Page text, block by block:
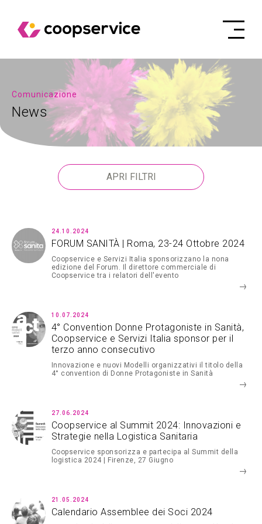
Comunicazione
News
24.10.2024
FORUM SANITÀ | Roma, 23-24 Ottobre 2024
Coopservice e Servizi Italia sponsorizzano la nona
edizione del Forum. Il direttore commerciale di
Coopservice tra i relatori dell'evento
10.07.2024
4° Convention Donne Protagoniste in Sanità,
Coopservice e Servizi Italia sponsor per il
terzo anno consecutivo
Innovazione e nuovi Modelli organizzativi il titolo della
4° convention di Donne Protagoniste in Sanità
27.06.2024
Coopservice al Summit 2024: Innovazioni e
Strategie nella Logistica Sanitaria
Coopservice sponsorizza e partecipa al Summit della
logistica 2024 | Firenze, 27 Giugno
21.05.2024
Calendario Assemblee dei Soci 2024
APRI FILTRI